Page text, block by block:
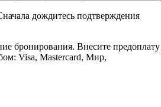
дождитесь подтверждения
бронирования. Внесите предоплату
Visa, Mastercard, Мир,